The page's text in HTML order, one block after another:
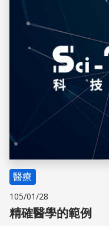
醫療
105/01/28
精確醫學的範例